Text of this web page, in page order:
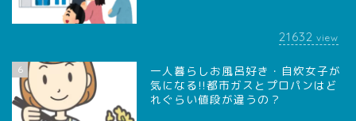
21632 view
6
一人暮らしお風呂好き・自炊女子が
気になる!!都市ガスとプロパンはど
れぐらい値段が違うの？